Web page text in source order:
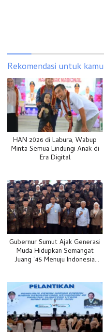
Rekomendasi untuk kamu
HAN 2026 di Labura, Wabup
Minta Semua Lindungi Anak di
Era Digital
Gubernur Sumut Ajak Generasi
Muda Hidupkan Semangat
Juang ’45 Menuju Indonesia